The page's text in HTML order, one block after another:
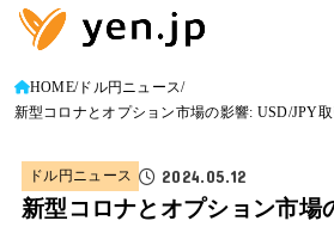
HOME ドル円ニュース
新型コロナとオプション市場の影響: USD/JPY
ドル円ニュース 2024.05.12
新型コロナとオプション市場